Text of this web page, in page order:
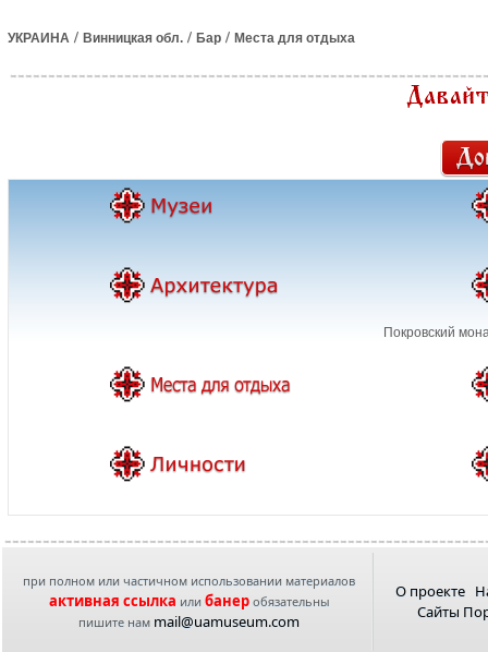
УКРАИНА / Винницкая обл. / Бар / Места для отдыха
Покровский
при полном или частичном использовании материалов
активная ссылка или банеробязательны
пишите нам mail@uamuseum.com
О проекте
Сайты